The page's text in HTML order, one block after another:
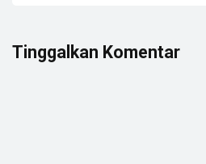
Tinggalkan Komentar